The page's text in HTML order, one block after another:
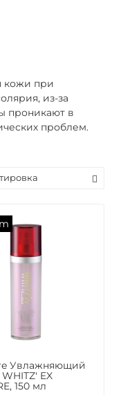
кожи при
из-за
проникают в
проблем.
Увлажняющий
EX
150 мл